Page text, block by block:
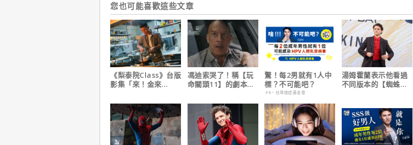
您也可能喜歡這些文章
《梨泰院Class》台版
影集「來！金來
上線
馮迪索哭了！稱【玩
命關頭11】的劇本是
驚！每2男就有1人中
標？不可能吧？
PR・台灣癌症基金會
湯姆霍蘭表示他看過
不同版本的【蜘蛛